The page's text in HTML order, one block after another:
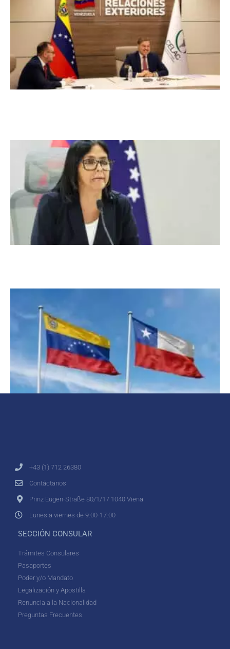
+43 (1) 712 26380
Contáctanos
Prinz Eugen-Straße 80/1/17 1040 Viena
Lunes a viernes de 9:00-17:00
SECCIÓN CONSULAR
Trámites Consulares
Pasaportes
Poder y/o Mandato
Legalización y Apostilla
Renuncia a la Nacionalidad
Preguntas Frecuentes